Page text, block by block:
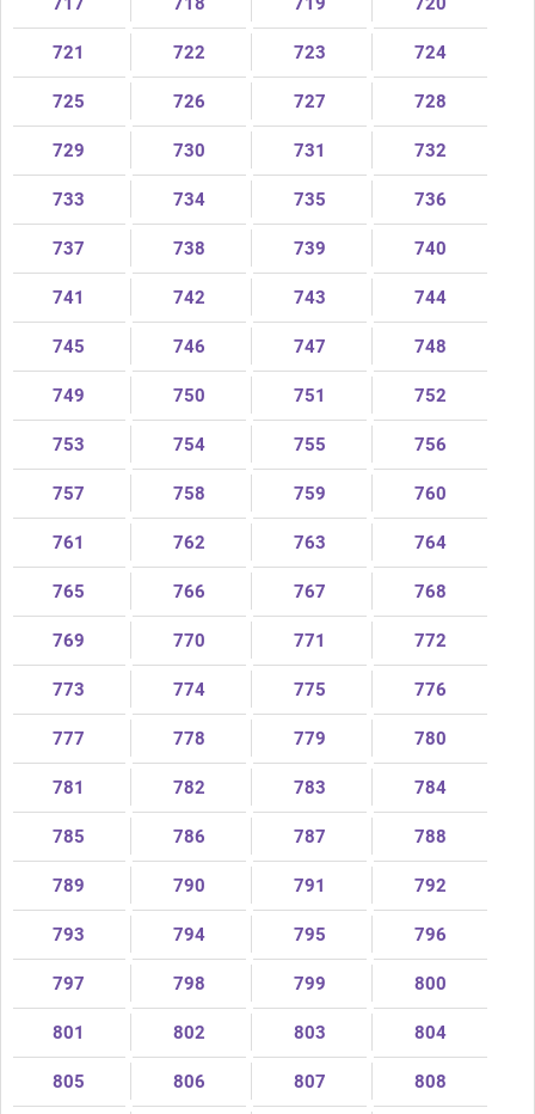
721 722 723 724
725 726 727 728
729 730 731 732
733 734 735 736
737 738 739 740
741 742 743 744
745 746 747 748
749 750 751 752
753 754 755 756
757 758 759 760
761 762 763 764
765 766 767 768
769 770 771 772
773 774 775 776
777 778 779 780
781 782 783 784
785 786 787 788
789 790 791 792
793 794 795 796
797 798 799 800
801 802 803 804
805 806 807 808